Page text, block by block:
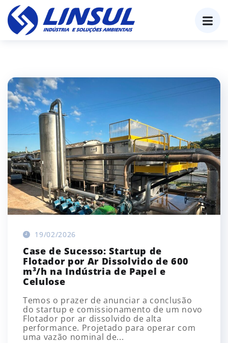
conteúdo
19/02/2026
Case de Sucesso: Startup de
Flotador por Ar Dissolvido de 600
m³/h na Indústria de Papel e
Celulose
Temos o prazer de anunciar a conclusão
do startup e comissionamento de um novo
Flotador por ar dissolvido de alta
performance. Projetado para operar com
uma vazão nominal de...